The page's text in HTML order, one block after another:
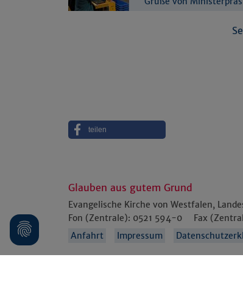
teilen
Glauben aus gutem Grund
Evangelische Kirche von Westfalen,
Fon (Zentrale): 0521 594-0 Fax
Anfahrt
Impressum